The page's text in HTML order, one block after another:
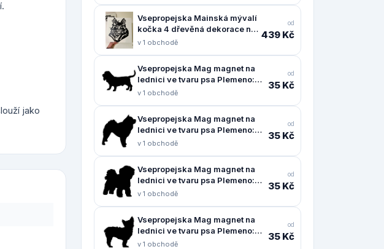
jako
Vsepropejska Mainská mývalí
kočka 4 dřevěná dekorace na
zeď Rozměr (cm): 38 x 30
v 1 obchodě
od
439 Kč
Vsepropejska Mag magnet na
lednici ve tvaru psa Plemeno:
Baset
v 1 obchodě
od
35 Kč
Vsepropejska Mag magnet na
lednici ve tvaru psa Plemeno:
Čau čau
v 1 obchodě
od
35 Kč
Vsepropejska Mag magnet na
lednici ve tvaru psa Plemeno:
Boloňský psík
v 1 obchodě
od
35 Kč
Vsepropejska Mag magnet na
lednici ve tvaru psa Plemeno:
Jorkšírský teriér
v 1 obchodě
od
35 Kč